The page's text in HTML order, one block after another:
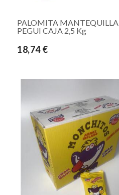
PALOMITA MANTEQUILLA
PEGUI CAJA 2,5 Kg
18,74 €